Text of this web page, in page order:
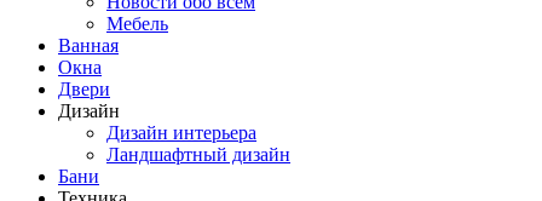
Мебель
Ванная
Окна
Двери
Дизайн
Дизайн интерьера
Ландшафтный дизайн
Бани